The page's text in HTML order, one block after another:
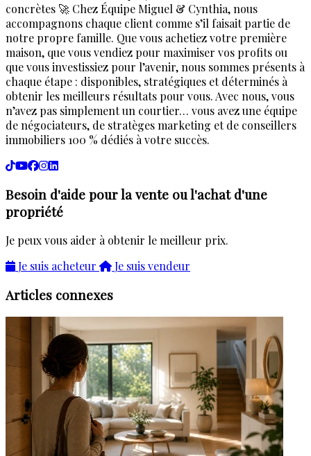
concrètes 🚀 Chez Équipe Miguel & Cynthia, nous
accompagnons chaque client comme s’il faisait partie de
notre propre famille. Que vous achetiez votre première
maison, que vous vendiez pour maximiser vos profits ou
que vous investissiez pour l’avenir, nous sommes présents à
chaque étape : disponibles, stratégiques et déterminés à
obtenir les meilleurs résultats pour vous. Avec nous, vous
n’avez pas simplement un courtier… vous avez une équipe
de négociateurs, de stratèges marketing et de conseillers
immobiliers 100 % dédiés à votre succès.
Besoin d'aide pour la vente ou l'achat d'une
propriété
Je peux vous aider à obtenir le meilleur prix.
Je suis acheteur
Je suis vendeur
Articles connexes